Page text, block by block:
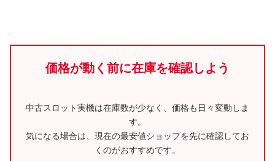
価格が動く前に在庫を確認しよう
中古スロット実機は在庫数が少なく、価格も日々変動しま
す。
気になる場合は、現在の最安値ショップを先に確認してお
くのがおすすめです。